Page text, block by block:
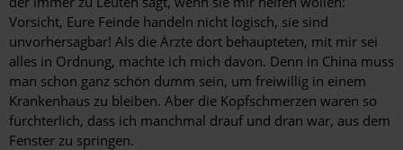
Vorsicht, Eure Feinde handeln nicht logisch, sie sind
unvorhersagbar! Als die Ärzte dort behaupteten, mit mir sei
alles in Ordnung, machte ich mich davon. Denn in China muss
man schon ganz schön dumm sein, um freiwillig in einem
Krankenhaus zu bleiben. Aber die Kopfschmerzen waren so
fürchterlich, dass ich manchmal drauf und dran war, aus dem
Fenster zu springen.